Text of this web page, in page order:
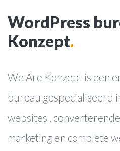
WordPress
Konzept.
We Are Konzept is een
bureau gespecialiseerd
websites ,
marketing en complete